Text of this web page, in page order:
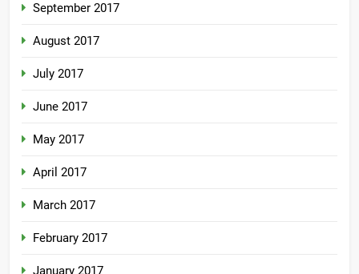
September 2017
August 2017
July 2017
June 2017
May 2017
April 2017
March 2017
February 2017